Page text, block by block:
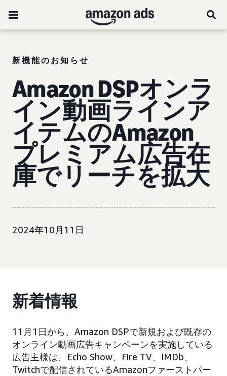
新機能のお知らせ
Amazon DSPオンラ
イン動画ラインア
イテムのAmazon
プレミアム広告在
庫でリーチを拡大
2024年10月11日
新着情報
11月1日から、Amazon DSPで新規および既存の
オンライン動画広告キャンペーンを実施している
広告主様は、Echo Show、Fire TV、IMDb、
Twitchで配信されているAmazonファーストパー